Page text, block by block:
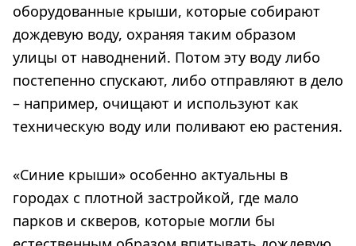
оборудованные крыши, которые собирают
дождевую воду, охраняя таким образом
улицы от наводнений. Потом эту воду либо
постепенно спускают, либо отправляют в дело
– например, очищают и используют как
техническую воду или поливают ею растения.
«Синие крыши» особенно актуальны в
городах с плотной застройкой, где мало
парков и скверов, которые могли бы